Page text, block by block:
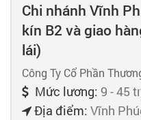
Chi nhánh Vĩnh
kín B2 và giao
lái)
Công Ty Cổ Phần
Mức lương: 9 - 45
Địa điểm: Vĩnh